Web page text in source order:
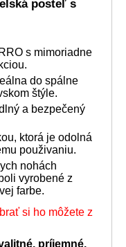
posteľ s
s mimoriadne
do spálne
štýle.
a bezpečený
ktorá je odolná
použivaniu.
nohách
vyrobené z
farbe.
si ho môžete z
príjemné,